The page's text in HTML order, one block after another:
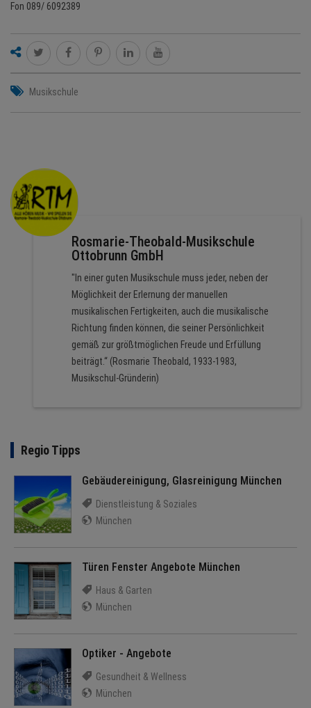
Fon 089/ 6092389
Musikschule
Rosmarie-Theobald-Musikschule
Ottobrunn GmbH
"In einer guten Musikschule muss jeder, neben der
Möglichkeit der Erlernung der manuellen
musikalischen Fertigkeiten, auch die musikalische
Richtung finden können, die seiner Persönlichkeit
gemäß zur größtmöglichen Freude und Erfüllung
beiträgt.“ (Rosmarie Theobald, 1933-1983,
Musikschul-Gründerin)
Regio Tipps
Gebäudereinigung, Glasreinigung München
Dienstleistung & Soziales
München
Türen Fenster Angebote München
Haus & Garten
München
Optiker - Angebote
Gesundheit & Wellness
München